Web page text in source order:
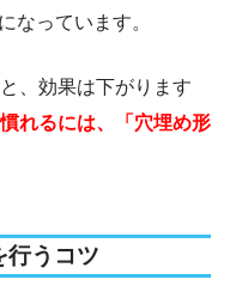
なっています。
、効果は下がります
れるには、「穴埋め形
行うコツ